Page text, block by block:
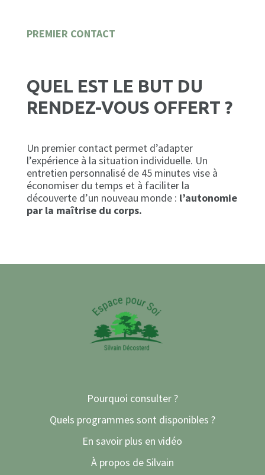
PREMIER CONTACT
QUEL EST LE BUT DU
RENDEZ-VOUS OFFERT ?
Un premier contact permet d’adapter
l’expérience à la situation individuelle. Un
entretien personnalisé de 45 minutes vise à
économiser du temps et à faciliter la
découverte d’un nouveau monde : l’autonomie
par la maîtrise du corps.
Pourquoi consulter ?
Quels programmes sont disponibles ?
En savoir plus en vidéo
À propos de Silvain